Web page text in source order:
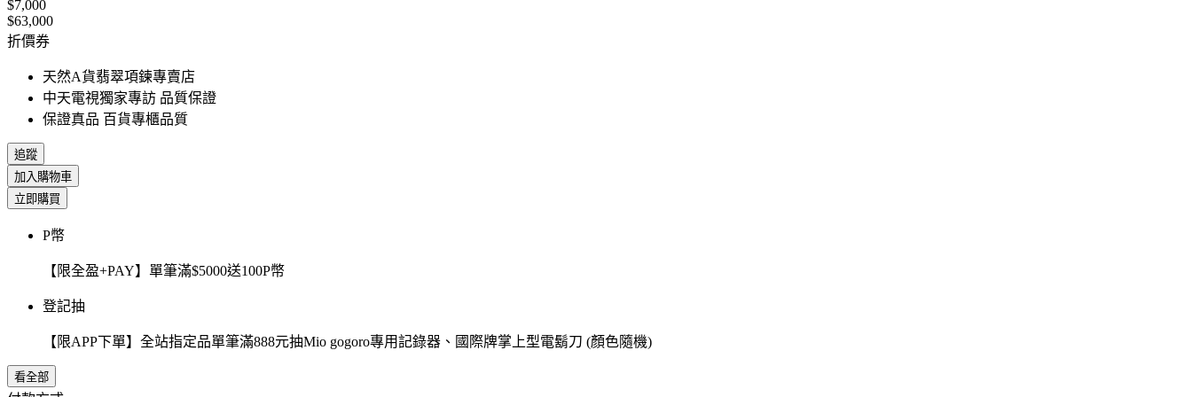
$7,000
$63,000
折價券
天然A貨翡翠項鍊專賣店
中天電視獨家專訪 品質保證
保證真品 百貨專櫃品質
追蹤
加入購物車
立即購買
P幣
【限全盈+PAY】單筆滿$5000送100P幣
登記抽
【限APP下單】全站指定品單筆滿888元抽Mio gogoro專用記錄器、國際牌掌上型電鬍刀 (顏色隨機)
看全部